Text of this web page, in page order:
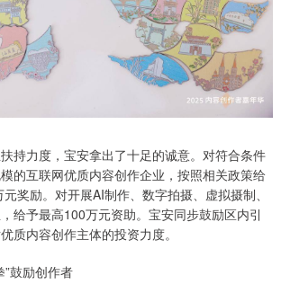
持力度，宝安拿出了十足的诚意。对符合条件
的互联网优质内容创作企业，按照相关政策给
奖励。对开展AI制作、数字拍摄、虚拟摄制、
给予最高100万元资助。宝安同步鼓励区内引
质内容创作主体的投资力度。
”鼓励创作者